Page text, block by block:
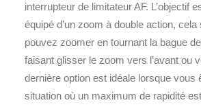
interrupteur de limitateur AF. L’objectif
équipé d’un zoom à double action,
pouvez zoomer en tournant la bague
faisant glisser le zoom vers l’avant ou
dernière option est idéale lorsque vous
situation où un maximum de rapidité